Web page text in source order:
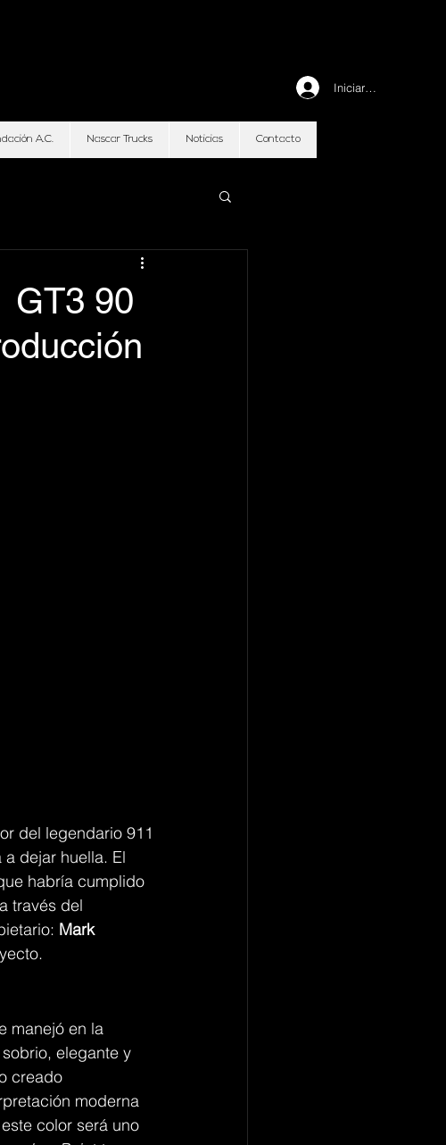
Iniciar sesión
A.C. Nascar Trucks Noticias Contacto
GT3 90
del legendario 911
dejar huella. El
habría cumplido
través del
Mark
manejó en la
sobrio, elegante y
creado
moderna
color será uno